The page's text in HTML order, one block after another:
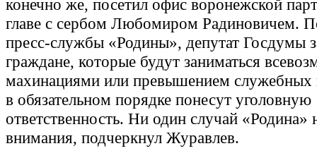
конечно же, посетил офис воронежской
главе с сербом Любомиром Радиновичем.
пресс-службы «Родины», депутат Госдумы
граждане, которые будут заниматься
махинациями или превышением служебных
в обязательном порядке понесут уголовную
ответственность. Ни один случай «Родина»
внимания, подчеркнул Журавлев.